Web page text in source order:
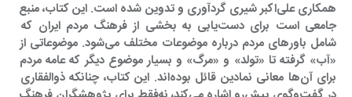
همکاری علی‌اکبر شیری گردآوری و تدوین شده است. این کتاب، منبع
جامعی است برای دست‌یابی به بخشی از فرهنگ مردم ایران که
شامل باورهای مردم درباره موضوعات مختلف می‌شود. موضوعاتی از
«آب» گرفته تا «تولد» و «مرگ» و بسیار موضوع دیگر که عامه مردم
برای آن‌ها معانی نمادین قائل بوده‌اند. این کتاب، چنانکه ذوالفقاری